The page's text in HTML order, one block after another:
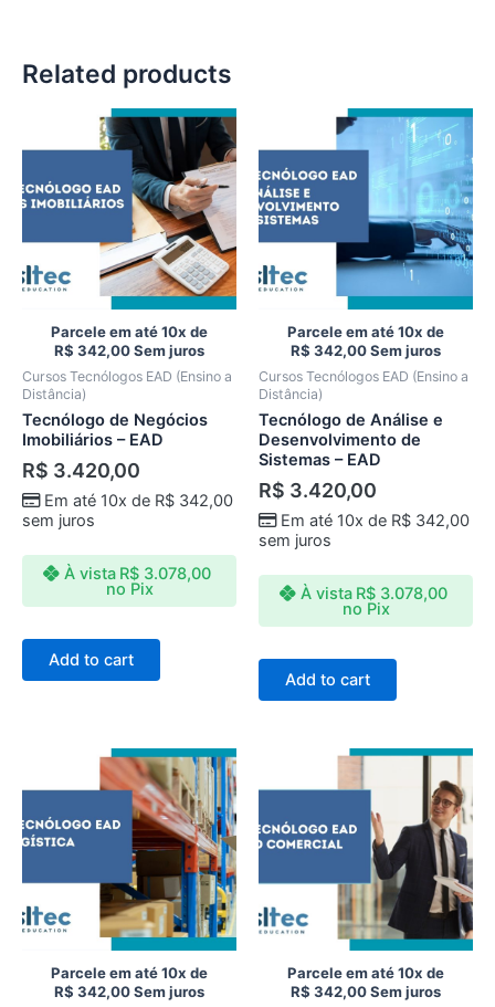
Related products
Parcele em até 10x de
R$ 342,00Sem juros
Cursos Tecnólogos EAD (Ensino a
Distância)
Tecnólogo de Negócios
Imobiliários – EAD
R$ 3.420,00
Em até 10x de R$342,00
sem juros
À vista R$ 3.078,00
no Pix
Add to cart
Parcele em até 10x de
R$ 342,00Sem juros
Cursos Tecnólogos EAD (Ensino a
Distância)
Tecnólogo de Análise e
Desenvolvimento de
Sistemas – EAD
R$ 3.420,00
Em até 10x de R$342,00
sem juros
À vista R$ 3.078,00
no Pix
Add to cart
Parcele em até 10x de
R$ 342,00Sem juros
Parcele em até 10x de
R$ 342,00Sem juros